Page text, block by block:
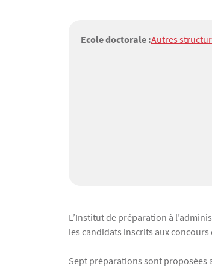
Ecole doctorale :Autres
Texte
L’Institut de préparation à
les candidats inscrits aux
Sept préparations sont proposées